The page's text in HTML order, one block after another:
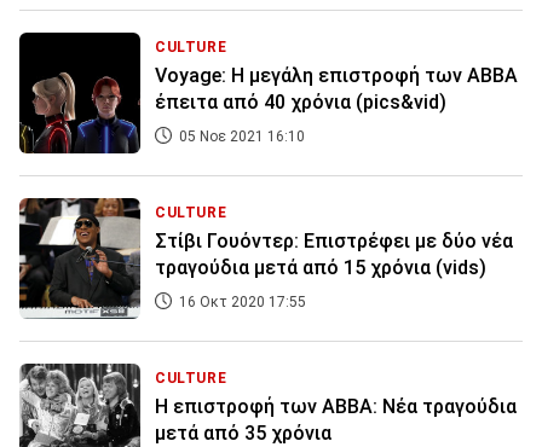
CULTURE
Voyage: Η μεγάλη επιστροφή των ABBA
έπειτα από 40 χρόνια (pics&vid)
05 Νοε 2021 16:10
CULTURE
Στίβι Γουόντερ: Επιστρέφει με δύο νέα
τραγούδια μετά από 15 χρόνια (vids)
16 Οκτ 2020 17:55
CULTURE
H επιστροφή των ABBA: Νέα τραγούδια
μετά από 35 χρόνια